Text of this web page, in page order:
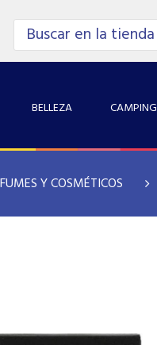
BELLEZA CAMPING
Y COSMÉTICOS